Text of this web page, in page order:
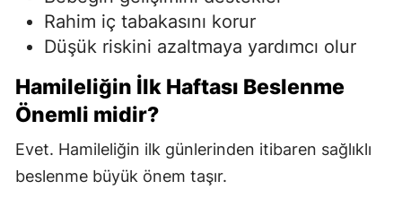
Rahim iç tabakasını korur
Düşük riskini azaltmaya yardımcı olur
Hamileliğin İlk Haftası Beslenme
Önemli midir?
Evet. Hamileliğin ilk günlerinden itibaren sağlıklı
beslenme büyük önem taşır.